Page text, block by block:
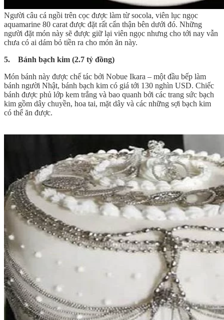
Người câu cá ngồi trên cọc được làm từ socola, viên lục ngọc
aquamarine 80 carat được đặt rất cẩn thận bên dưới đó. Những
người đặt món này sẽ được giữ lại viên ngọc nhưng cho tới nay vẫn
chưa có ai dám bỏ tiền ra cho món ăn này.
5. Bánh bạch kim (2.7 tỷ đồng)
Món bánh này được chế tác bởi Nobue Ikara – một đầu bếp làm
bánh người Nhật, bánh bạch kim có giá tới 130 nghìn USD. Chiếc
bánh được phủ lớp kem trắng và bao quanh bởi các trang sức bạch
kim gồm dây chuyền, hoa tai, mặt dây và các những sợi bạch kim
có thể ăn được.